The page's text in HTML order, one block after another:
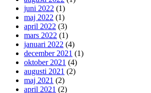
juni 2022 (1)
maj 2022 (1)
april 2022 (3)
mars 2022 (1)
januari 2022 (4)
december 2021 (1)
oktober 2021 (4)
augusti 2021 (2)
maj 2021 (2)
april 2021 (2)